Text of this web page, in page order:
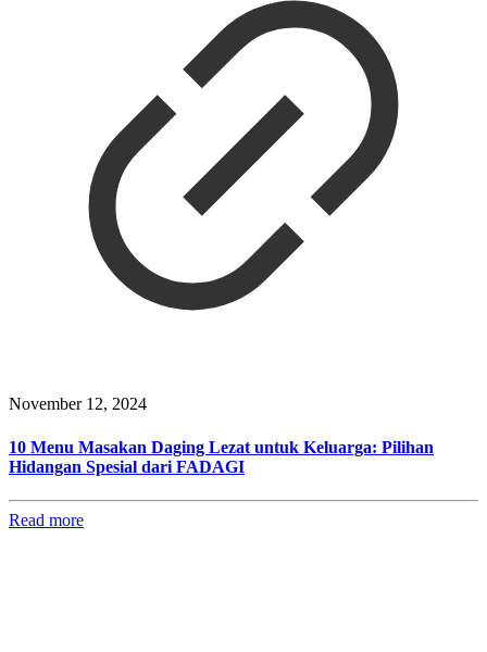
November 12, 2024
10 Menu Masakan Daging Lezat untuk Keluarga: Pilihan
Hidangan Spesial dari FADAGI
Read more